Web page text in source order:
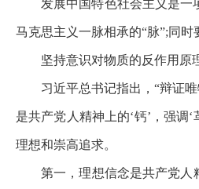
发展中国特色社会主义是
马克思主义一脉相承的“脉”;同
坚持意识对物质的反作用原
习近平总书记指出，“辩证
是共产党人精神上的‘钙’，强
理想和崇高追求。
第一，理想信念是共产党人